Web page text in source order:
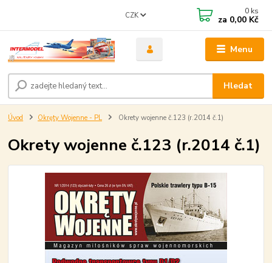
Menu
CZK
Hledat
0 ks
za 0,00 Kč
Úvod Okręty Wojenne - PL Okrety wojenne č.123 (r.2014 č.1)
Okrety wojenne č.123 (r.2014 č.1)